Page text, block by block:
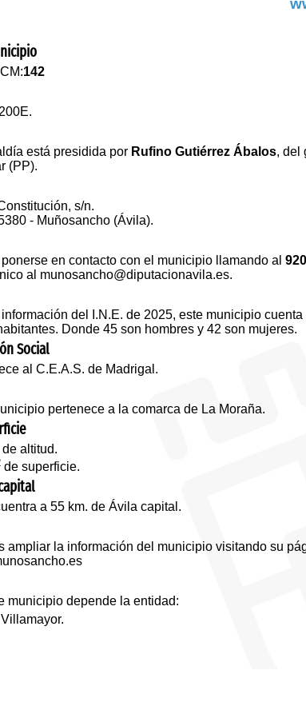
CM:142
está presidida por Rufino Gutiérrez Ábalos, del
(PP).
s/n.
- Muñosancho (Ávila).
en contacto con el municipio llamando al
al munosancho@diputacionavila.es.
del I.N.E. de 2025, este municipio cuenta
Donde 45 son hombres y 42 son mujeres.
Social
al C.E.A.S. de Madrigal.
pertenece a la comarca de La Moraña.
altitud.
de superficie.
a 55 km. de Ávila capital.
ampliar la información del municipio visitando su
municipio depende la entidad:
Villamayor.